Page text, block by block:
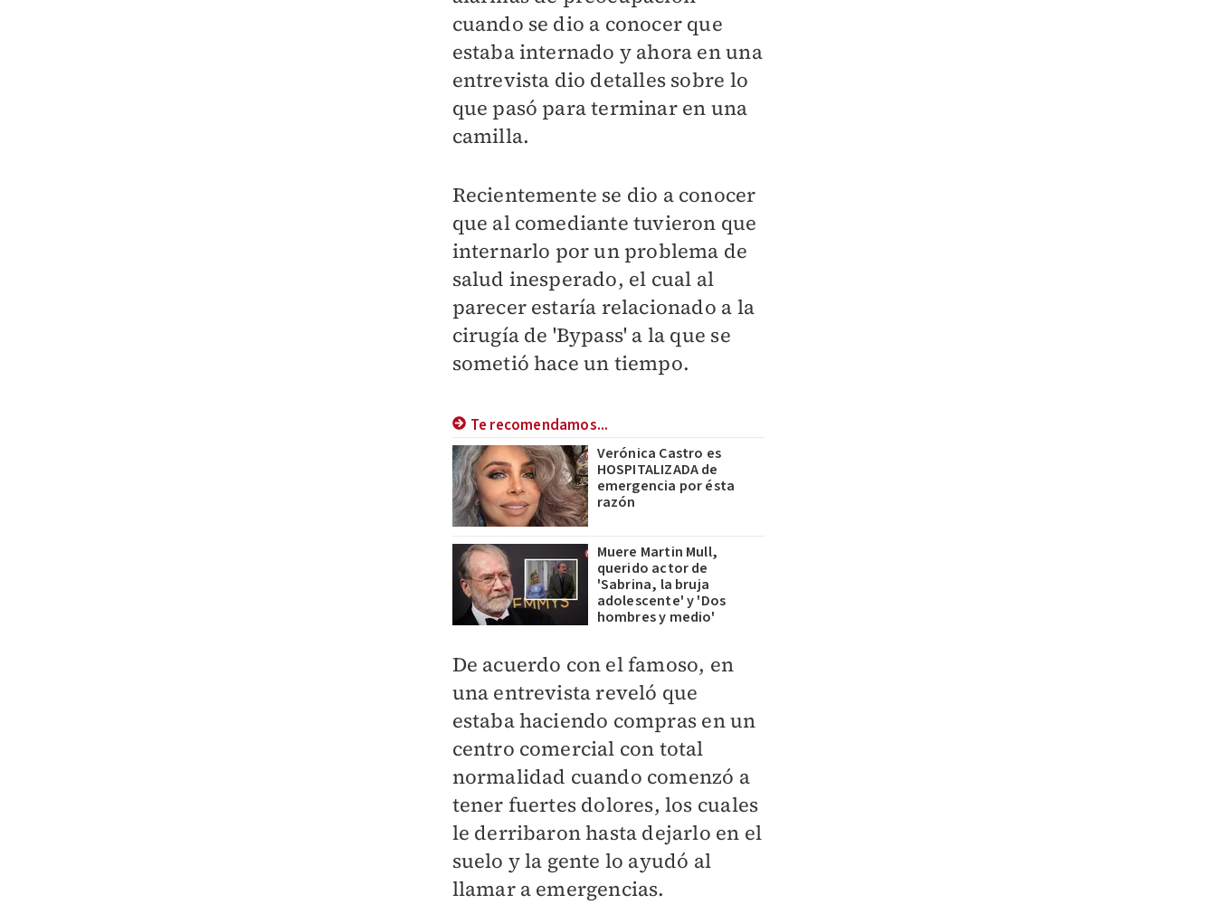
cuando se dio a conocer que
estaba internado y ahora en una
entrevista dio detalles sobre lo
que pasó para terminar en una
camilla.
Recientemente se dio a conocer
que al comediante tuvieron que
internarlo por un problema de
salud inesperado, el cual al
parecer estaría relacionado a la
cirugía de 'Bypass' a la que se
sometió hace un tiempo.
Te recomendamos...
Verónica Castro es
HOSPITALIZADA de
emergencia por ésta
razón
Muere Martin Mull,
querido actor de
'Sabrina, la bruja
adolescente' y 'Dos
hombres y medio'
De acuerdo con el famoso, en
una entrevista reveló que
estaba haciendo compras en un
centro comercial con total
normalidad cuando comenzó a
tener fuertes dolores, los cuales
le derribaron hasta dejarlo en el
suelo y la gente lo ayudó al
llamar a emergencias.